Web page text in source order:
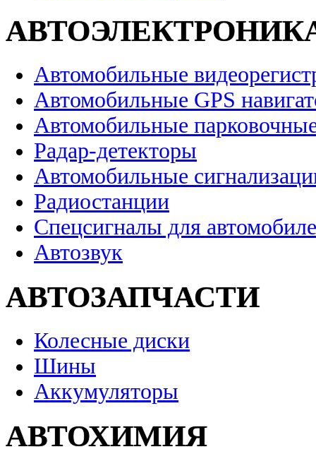
Автомобильные
Автомобильные GPS
Автомобильные
Радар-детекторы
Автомобильные
Радиостанции
Спецсигналы для
Автозвук
АВТОЗАПЧАСТИ
Колесные диски
Шины
Аккумуляторы
АВТОХИМИЯ